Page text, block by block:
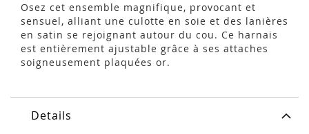
Osez cet ensemble magnifique, provocant et
sensuel, alliant une culotte en soie et des lanières
en satin se rejoignant autour du cou. Ce harnais
est entièrement ajustable grâce à ses attaches
soigneusement plaquées or.
Details